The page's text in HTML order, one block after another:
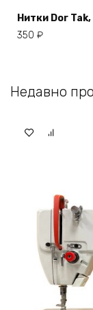
Нитки Dor
350 ₽
Недавно